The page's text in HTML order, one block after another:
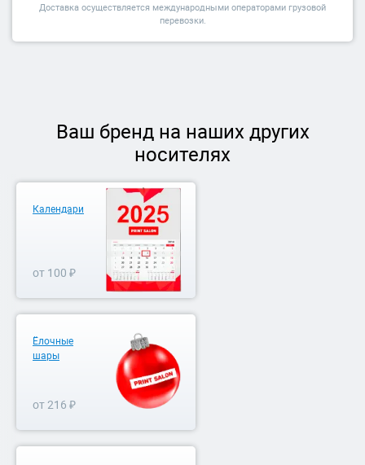
Доставка осуществляется международными операторами грузовой
перевозки.
Ваш бренд на наших других
носителях
Календари
от 100 ₽
Ёлочные
шары
от 216 ₽